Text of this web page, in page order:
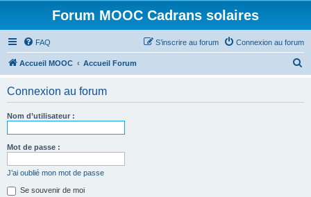
Forum MOOC Cadrans solaires
FAQ Connexion au forum
S’inscrire au forum
Accueil MOOC Accueil Forum
Connexion au forum
Nom d’utilisateur :
Mot de passe :
J’ai oublié mon mot de passe
Se souvenir de moi